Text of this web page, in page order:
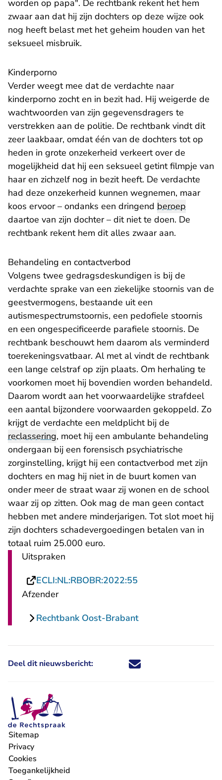
worden op papa". De rechtbank rekent het hem
zwaar aan dat hij zijn dochters op deze wijze ook
nog heeft belast met het geheim houden van het
seksueel misbruik.
Kinderporno
Verder weegt mee dat de verdachte naar
kinderporno zocht en in bezit had. Hij weigerde de
wachtwoorden van zijn gegevensdragers te
verstrekken aan de politie. De rechtbank vindt dit
zeer laakbaar, omdat één van de dochters tot op
heden in grote onzekerheid verkeert over de
mogelijkheid dat hij een seksueel getint filmpje van
haar en zichzelf nog in bezit heeft. De verdachte
had deze onzekerheid kunnen wegnemen, maar
koos ervoor – ondanks een dringend beroep
daartoe van zijn dochter – dit niet te doen. De
rechtbank rekent hem dit alles zwaar aan.
Behandeling en contactverbod
Volgens twee gedragsdeskundigen is bij de
verdachte sprake van een ziekelijke stoornis van de
geestvermogens, bestaande uit een
autismespectrumstoornis, een pedofiele stoornis
en een ongespecificeerde parafiele stoornis. De
rechtbank beschouwt hem daarom als verminderd
toerekeningsvatbaar. Al met al vindt de rechtbank
een lange celstraf op zijn plaats. Om herhaling te
voorkomen moet hij bovendien worden behandeld.
Daarom wordt aan het voorwaardelijke strafdeel
een aantal bijzondere voorwaarden gekoppeld. Zo
krijgt de verdachte een meldplicht bij de
reclassering, moet hij een ambulante behandeling
ondergaan bij een forensisch psychiatrische
zorginstelling, krijgt hij een contactverbod met zijn
dochters en mag hij niet in de buurt komen van
onder meer de straat waar zij wonen en de school
waar zij op zitten. Ook mag de man geen contact
hebben met andere minderjarigen. Tot slot moet hij
zijn dochters schadevergoedingen betalen van in
totaal ruim 25.000 euro.
Uitspraken
ECLI:NL:RBOBR:2022:55
Afzender
Rechtbank Oost-Brabant
Deel dit nieuwsbericht: Deel dit nieuwsbericht via X -
Deel dit nieuwsbericht via
Deel dit nieuwsbericht
Deel dit
Sitemap
Privacy
Cookies
Toegankelijkheid